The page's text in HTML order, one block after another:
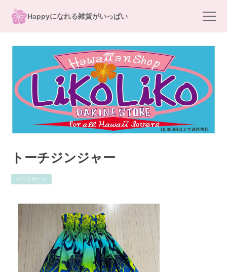
Happyになれる雑貨がいっぱい
トーチジンジャー
パウスカート